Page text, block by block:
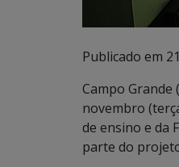
Publicado em
Campo Grande
novembro
de ensino e da
parte do